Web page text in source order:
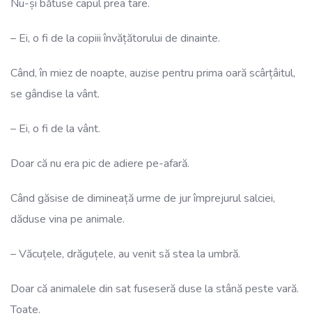
Nu-și bătuse capul prea tare.
– Ei, o fi de la copiii învățătorului de dinainte.
Când, în miez de noapte, auzise pentru prima oară scârțâitul,
se gândise la vânt.
– Ei, o fi de la vânt.
Doar că nu era pic de adiere pe-afară.
Când găsise de dimineață urme de jur împrejurul salciei,
dăduse vina pe animale.
– Văcuțele, drăguțele, au venit să stea la umbră.
Doar că animalele din sat fuseseră duse la stână peste vară.
Toate.